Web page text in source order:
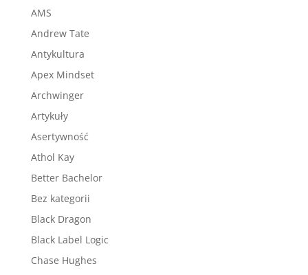
AMS
Andrew Tate
Antykultura
Apex Mindset
Archwinger
Artykuły
Asertywność
Athol Kay
Better Bachelor
Bez kategorii
Black Dragon
Black Label Logic
Chase Hughes